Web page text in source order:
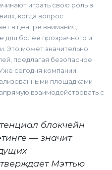
играть свою роль в
когда вопрос
в центре внимания,
для более прозрачного и
Это может значительно
предлагая безопасное
сегодня компании
площадками
взаимодействовать с
блокчейн
— значит
Мэттью